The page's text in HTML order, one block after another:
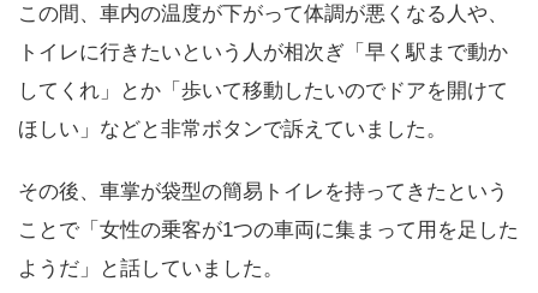
この間、車内の温度が下がって体調が悪くなる人や、
トイレに行きたいという人が相次ぎ「早く駅まで動か
してくれ」とか「歩いて移動したいのでドアを開けて
ほしい」などと非常ボタンで訴えていました。
その後、車掌が袋型の簡易トイレを持ってきたという
ことで「女性の乗客が1つの車両に集まって用を足した
ようだ」と話していました。